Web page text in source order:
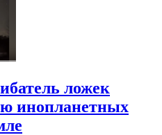
ложек
инопланетных